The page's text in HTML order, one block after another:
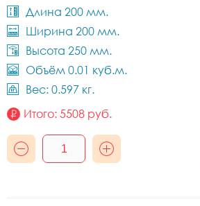
Длина 200 мм.
Ширина 200 мм.
Высота 250 мм.
Объём 0.01 куб.м.
Вес: 0.597 кг.
Итого: 5508 руб.